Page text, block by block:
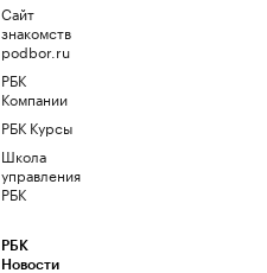
Сайт
знакомств
podbor.ru
РБК
Компании
РБК Курсы
Школа
управления
РБК
РБК
Новости